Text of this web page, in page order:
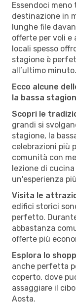
Essendoci
destinazione in
lunghe file
offerte per voli e
locali spesso
stagione è
all’ultimo minuto.
Ecco alcune
la bassa
Scopri le
grandi si
stagione, la
celebrazioni più
comunità con
lezione di
un'esperienza
Visita le
edifici storici
perfetto.
abbastanza
offerte più
Esplora lo
anche perfetta
coperto, dove
assaggiare il
Aosta.